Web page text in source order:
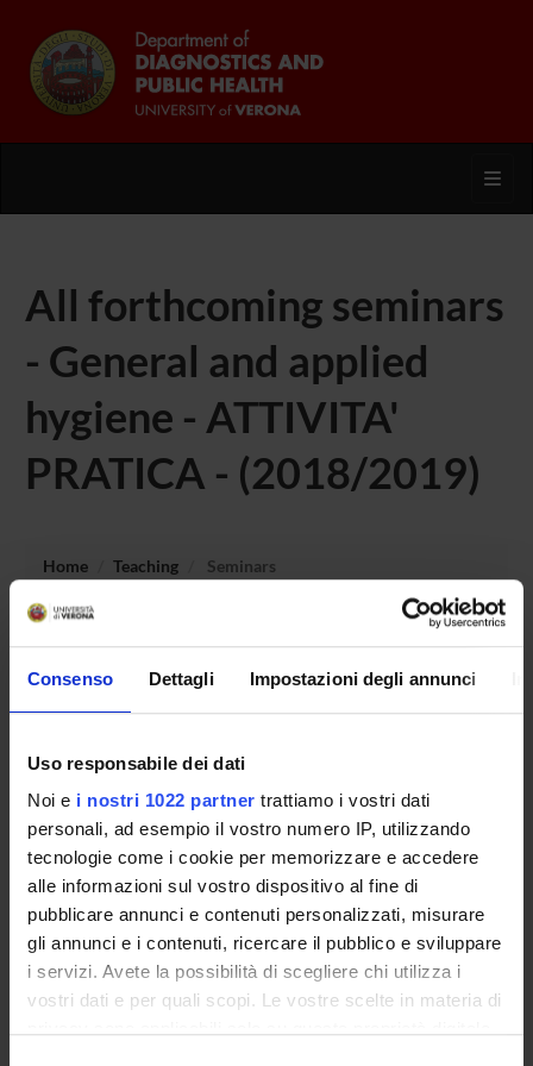
Consenso Dettagli Impostazioni degli annunci
Uso responsabile dei dati
Noi e i nostri 1022 partner trattiamo i vostri dati
personali, ad esempio il vostro numero IP, utilizzando
tecnologie come i cookie per memorizzare e accedere
alle informazioni sul vostro dispositivo al fine di
pubblicare annunci e contenuti personalizzati, misurare
gli annunci e i contenuti, ricercare il pubblico e sviluppare
i servizi. Avete la possibilità di scegliere chi utilizza i
vostri dati e per quali scopi. Le vostre scelte in materia di
All forthcoming seminars
- General and applied
hygiene - ATTIVITA'
PRATICA - (2018/2019)
Home Teaching Seminars
No recent seminar found relating to teaching General and
STUDYING
COURSES
PHD PROGRAMMES AND POSTGRADUATE
TRAINING
People
Places